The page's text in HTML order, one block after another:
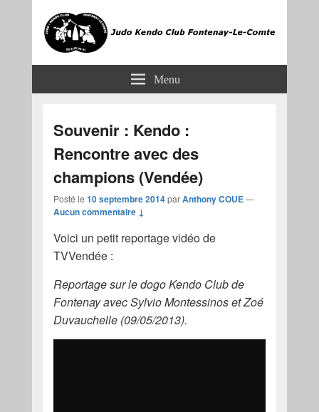
JKCF Menu
Souvenir : Kendo :
Rencontre avec des
champions (Vendée)
Posté le 10 septembre 2014parAnthony COUE—
Aucun commentaire ↓
Voici un petit reportage vidéo de
TVVendée :
Reportage sur le dogo Kendo Club de
Fontenay avec Sylvio Montessinos et Zoé
Duvauchelle (09/05/2013).